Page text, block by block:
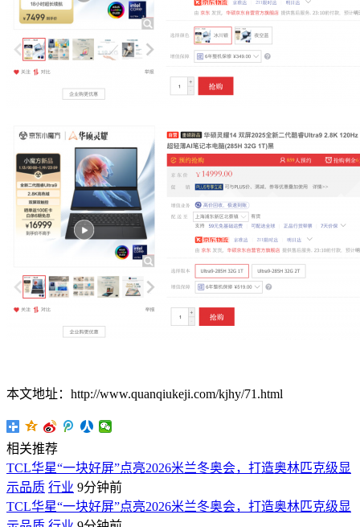
本文地址：http://www.quanqiukeji.com/kjhy/71.html
相关推荐
TCL华星“一块好屏”点亮2026米兰冬奥会，打造奥林匹克级显
示品质 行业 9分钟前
TCL华星“一块好屏”点亮2026米兰冬奥会，打造奥林匹克级显